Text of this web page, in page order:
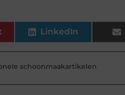
LinkedIn
schoonmaakartikelen